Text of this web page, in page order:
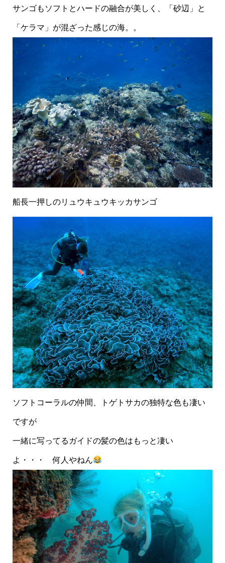
サンゴもソフトとハードの融合が美しく、「砂辺」と
「ケラマ」が混ざった感じの海。。
船長一押しのリュウキュウキッカサンゴ
ソフトコーラルの仲間、トゲトサカの独特な色も凄い
ですが
一緒に写ってるガイドの髪の色はもっと凄い
よ・・・ 何人やねん